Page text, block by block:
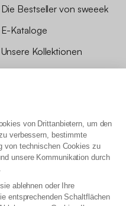
von Drittanbietern, um den
verbessern, bestimmte
von technischen Cookies zu
unsere Kommunikation durch
ablehnen oder Ihre
entsprechenden Schaltflächen
Die Bestseller von sweeek
E-Kataloge
Unsere Kollektionen